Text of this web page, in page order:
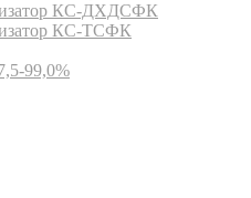
КС-ДХДСФК
КС-ТСФК
99,0%